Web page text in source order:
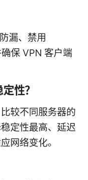
漏、禁用
保 VPN 客户端
性？
较不同服务器的
定性最高、延迟
网络变化。